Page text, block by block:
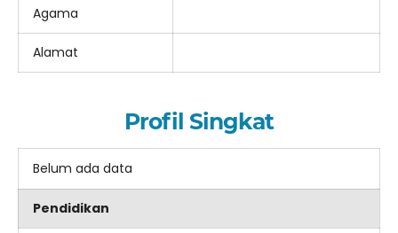
Agama
Alamat
Profil Singkat
Belum ada data
Pendidikan